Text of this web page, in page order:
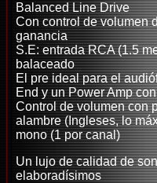
Balanced Line Drive
Con control de volumen
ganancia
S.E: entrada RCA (1.5
balaceado
El pre ideal para el
End y un Power Amp
Control de volumen con
alambre (Ingleses,lo
mono (1 por canal)
Un lujo de calidad de
elaboradísimos